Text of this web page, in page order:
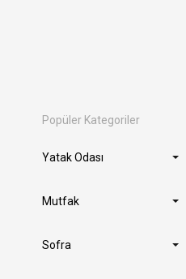
Popüler Kategoriler
Yatak Odası
Mutfak
Sofra